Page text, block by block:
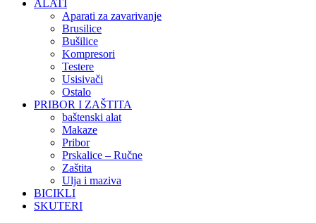
ALATI
Aparati za zavarivanje
Brusilice
Bušilice
Kompresori
Testere
Usisivači
Ostalo
PRIBOR I ZAŠTITA
baštenski alat
Makaze
Pribor
Prskalice – Ručne
Zaštita
Ulja i maziva
BICIKLI
SKUTERI